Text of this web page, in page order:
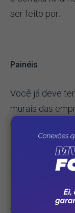
ser feito por:
Painéis
Você já deve
murais das
mensal de
comparação
atendimento,
entre outros
Até a chegada